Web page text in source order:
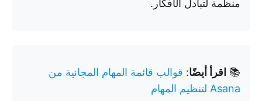
منظمة لتبادل الأفكار.
📚 اقرأ أيضًا: قوالب قائمة المهام المجانية من
Asana لتنظيم المهام